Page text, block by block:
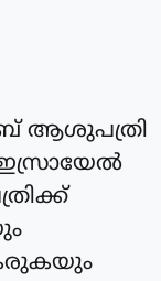
ആശുപത്രി
ഇസ്രായേല്‍